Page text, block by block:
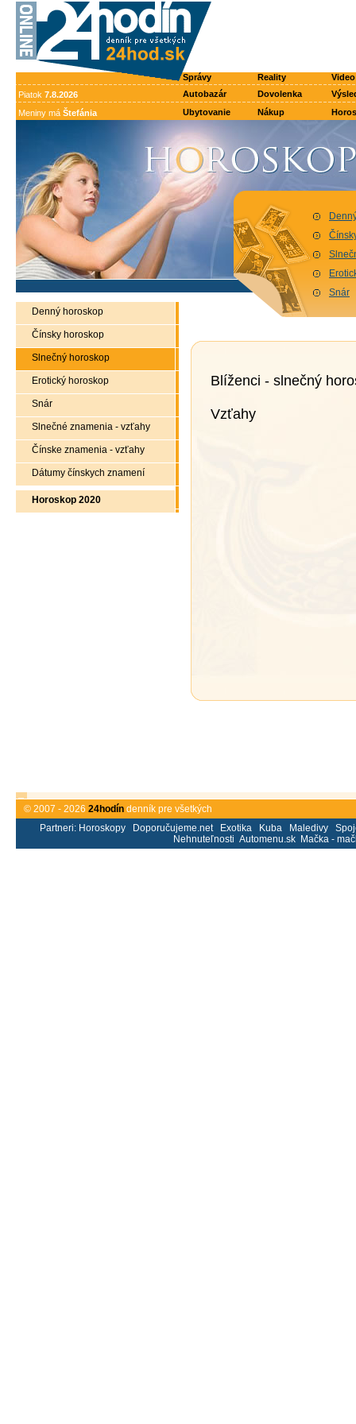
Správy Reality
Video
Piatok 7.8.2026 Autobazár Dovolenka
Meniny má Štefánia Ubytovanie Nákup
Snár
Denný horoskop
Čínsky horoskop
Slnečný horoskop
Erotický horoskop
Snár
Slnečné znamenia - vzťahy
Čínske znamenia - vzťahy
Dátumy čínskych znamení
Horoskop 2020
Blíženci - slnečný
Vzťahy
© 2007 - 2026 24hodín denník pre všetkých
Partneri: Horoskopy Doporučujeme.net Exotika Kuba Maledivy
Nehnuteľnosti Automenu.sk Mačka -